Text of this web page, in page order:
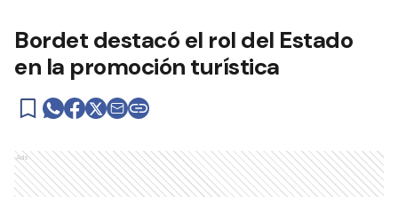
Bordet destacó el rol del Estado
en la promoción turística
Ads